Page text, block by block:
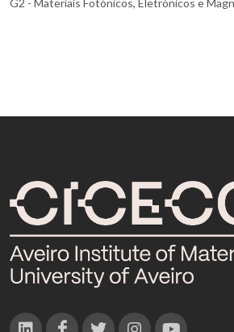
G2 - Materiais Fotónicos, Eletrónicos e